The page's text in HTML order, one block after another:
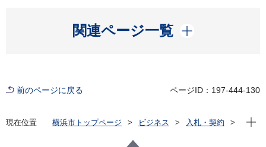
関連ページ一覧
開く
前のページに戻る ページID：197-444-130
現在位置 横浜市トップページ ビジネス
入札・契約
現在